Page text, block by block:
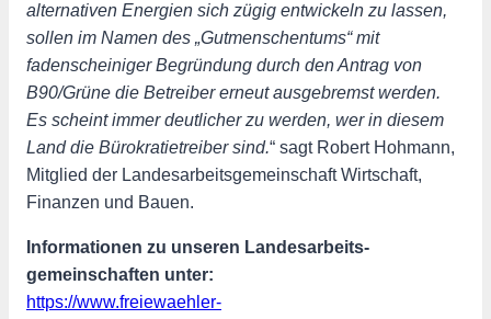
alternativen Energien sich zügig entwickeln zu lassen,
sollen im Namen des „Gutmenschentums“ mit
fadenscheiniger Begründung durch den Antrag von
B90/Grüne die Betreiber erneut ausgebremst werden.
Es scheint immer deutlicher zu werden, wer in diesem
Land die Bürokratietreiber sind.“ sagt Robert Hohmann,
Mitglied der Landesarbeitsgemeinschaft Wirtschaft,
Finanzen und Bauen.
Informationen zu unseren Landes­arbeits­
gemeinschaften unter:
https://www.freiewaehler-